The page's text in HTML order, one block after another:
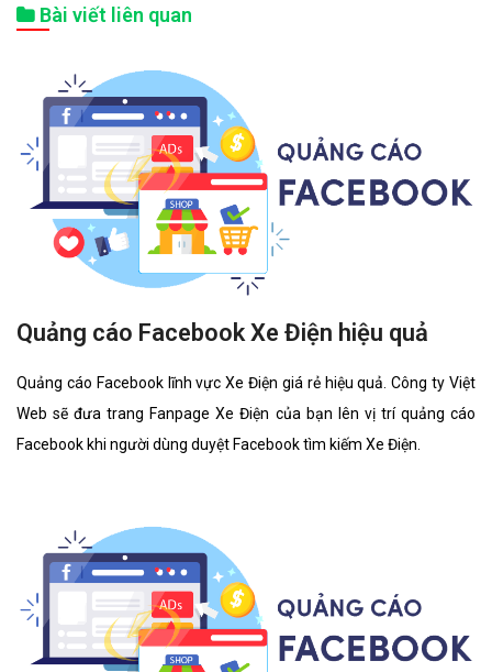
Bài viết liên quan
Quảng cáo Facebook Xe Điện hiệu quả
Quảng cáo Facebook lĩnh vực Xe Điện giá rẻ hiệu quả. Công ty Việt
Web sẽ đưa trang Fanpage Xe Điện của bạn lên vị trí quảng cáo
Facebook khi người dùng duyệt Facebook tìm kiếm Xe Điện.